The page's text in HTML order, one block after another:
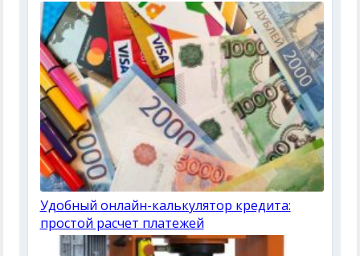
Удобный онлайн-калькулятор кредита:
простой расчет платежей